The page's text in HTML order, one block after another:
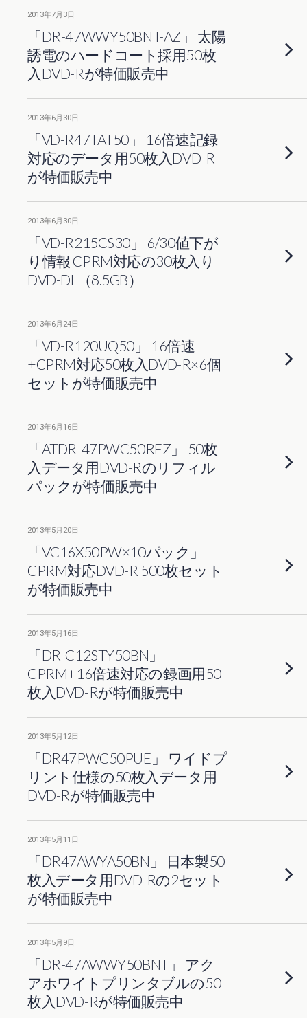
2013年7月3日
「DR-47WWY50BNT-AZ」 太陽
誘電のハードコート採用50枚
入DVD-Rが特価販売中
2013年6月30日
「VD-R47TAT50」 16倍速記録
対応のデータ用50枚入DVD-R
が特価販売中
2013年6月30日
「VD-R215CS30」 6/30値下が
り情報 CPRM対応の30枚入り
DVD-DL（8.5GB）
2013年6月24日
「VD-R120UQ50」 16倍速
+CPRM対応50枚入DVD-R×6個
セットが特価販売中
2013年6月16日
「ATDR-47PWC50RFZ」 50枚
入データ用DVD-Rのリフィル
パックが特価販売中
2013年5月20日
「VC16X50PW×10パック」
CPRM対応DVD-R 500枚セット
が特価販売中
2013年5月16日
「DR-C12STY50BN」
CPRM+16倍速対応の録画用50
枚入DVD-Rが特価販売中
2013年5月12日
「DR47PWC50PUE」 ワイドプ
リント仕様の50枚入データ用
DVD-Rが特価販売中
2013年5月11日
「DR47AWYA50BN」 日本製50
枚入データ用DVD-Rの2セット
が特価販売中
2013年5月9日
「DR-47AWWY50BNT」 アク
アホワイトプリンタブルの50
枚入DVD-Rが特価販売中